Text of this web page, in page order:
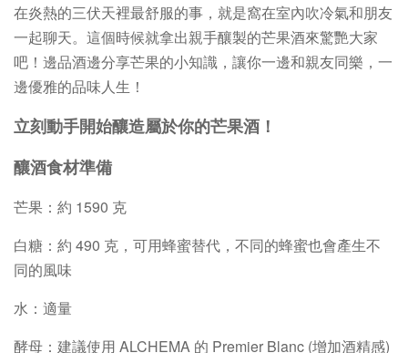
在炎熱的三伏天裡最舒服的事，就是窩在室內吹冷氣和朋友
一起聊天。這個時候就拿出親手釀製的芒果酒來驚艷大家
吧！邊品酒邊分享芒果的小知識，讓你一邊和親友同樂，一
邊優雅的品味人生！
立刻動手開始釀造屬於你的芒果酒！
釀酒食材準備
芒果：約 1590 克
白糖：約 490 克，可用蜂蜜替代，不同的蜂蜜也會產生不
同的風味
水：適量
酵母：建議使用 ALCHEMA 的 Premier Blanc (增加酒精感)